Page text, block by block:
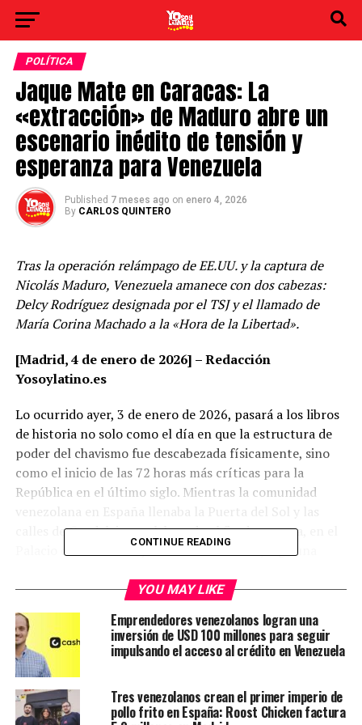
POLÍTICA
Jaque Mate en Caracas: La
«extracción» de Maduro abre un
escenario inédito de tensión y
esperanza para Venezuela
Published 7 meses ago on enero 4, 2026
By CARLOS QUINTERO
Tras la operación relámpago de EE.UU. y la captura de
Nicolás Maduro, Venezuela amanece con dos cabezas:
Delcy Rodríguez designada por el TSJ y el llamado de
María Corina Machado a la «Hora de la Libertad».
[Madrid, 4 de enero de 2026] – Redacción
Yosoylatino.es
Lo ocurrido ayer, 3 de enero de 2026, pasará a los libros
de historia no solo como el día en que la estructura de
poder del chavismo fue descabezada físicamente, sino
como el inicio de las 72 horas más críticas para la
República en el último siglo. Mientras la comunidad
venezolana en España llenaba la Puerta del Sol y las
calles de Guadalajara celebrando el fin de una era, en el
Palacio de Miraflores y en los cuarteles se juega una
A continuación, presentamos las5 claves
fundamentales para entender el terremoto político de
ayer y qué esperar hoy:
1. La Operación «Quirúrgica» y el Factor Sorpresa
Lo que comenzó como reportes confusos de explosiones
CONTINUE READING
YOU MAY LIKE
Emprendedores venezolanos logran una
inversión de USD 100 millones para seguir
impulsando el acceso al crédito en Venezuela
Tres venezolanos crean el primer imperio de
pollo frito en España: Roost Chicken factura